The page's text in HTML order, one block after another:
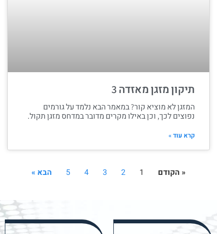
תיקון מזגן מאזדה 3
המזגן לא מוציא קור? במאמר הבא נלמד על גורמים
נפוצים לכך, וכן באילו מקרים מדובר במדחס מזגן תקול.
קרא עוד »
« הקודם הבא »